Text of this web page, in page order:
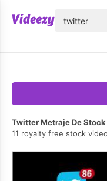
Twitter Metraje De Stock
11 royalty free stock